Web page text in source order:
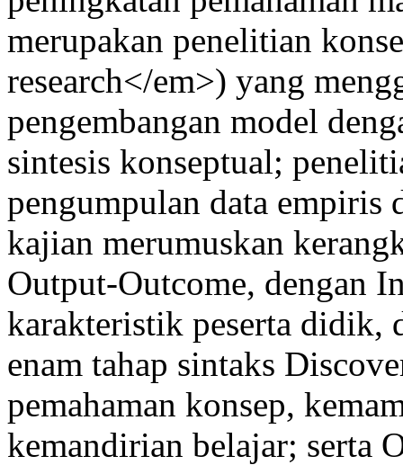
merupakan penelitian
research</em>) yang
pengembangan model
sintesis konseptual;
pengumpulan data empiris
kajian merumuskan
Output-Outcome, dengan
karakteristik peserta didik,
enam tahap sintaks
pemahaman konsep,
kemandirian belajar; serta